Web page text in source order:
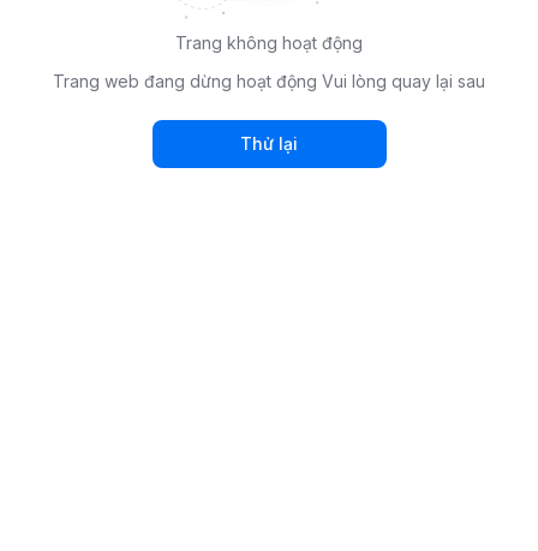
Trang không hoạt động
Trang web đang dừng hoạt động Vui lòng quay lại sau
Thử lại